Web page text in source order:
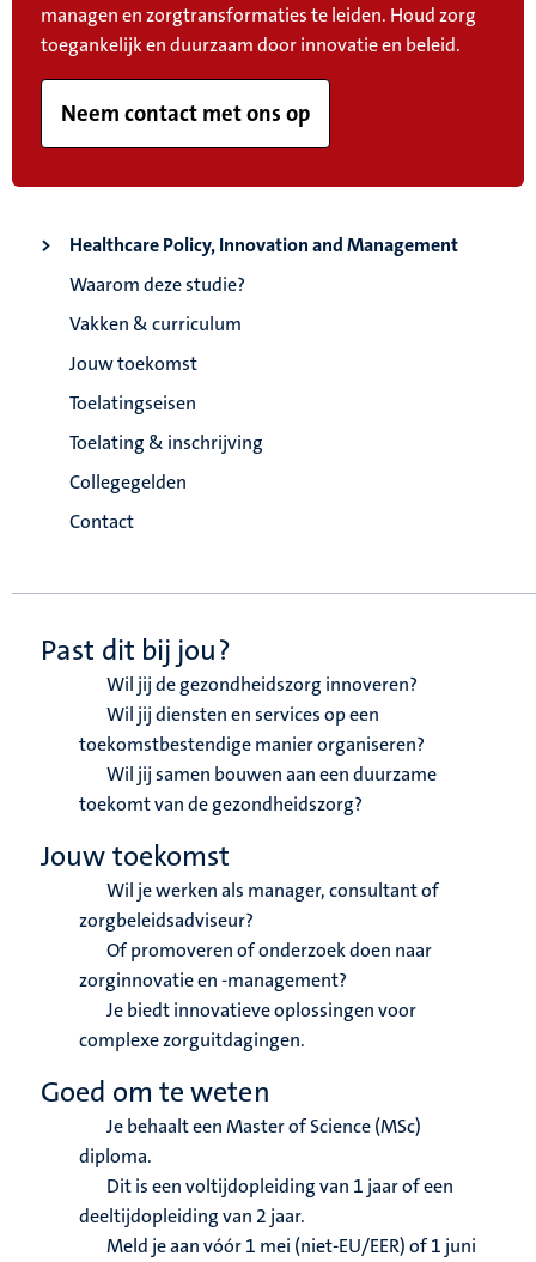
managen en zorgtransformaties te leiden. Houd zorg
toegankelijk en duurzaam door innovatie en beleid.
Neem contact met ons op
Healthcare Policy, Innovation and Management
Waarom deze studie?
Vakken & curriculum
Jouw toekomst
Toelatingseisen
Toelating & inschrijving
Collegegelden
Contact
Past dit bij jou?
Wil jij de gezondheidszorg innoveren?
Wil jij diensten en services op een
toekomstbestendige manier organiseren?
Wil jij samen bouwen aan een duurzame
toekomt van de gezondheidszorg?
Jouw toekomst
Wil je werken als manager, consultant of
zorgbeleidsadviseur?
Of promoveren of onderzoek doen naar
zorginnovatie en -management?
Je biedt innovatieve oplossingen voor
complexe zorguitdagingen.
Goed om te weten
Je behaalt een Master of Science (MSc)
diploma.
Dit is een voltijdopleiding van 1 jaar of een
deeltijdopleiding van 2 jaar.
Meld je aan vóór 1 mei (niet-EU/EER) of 1 juni